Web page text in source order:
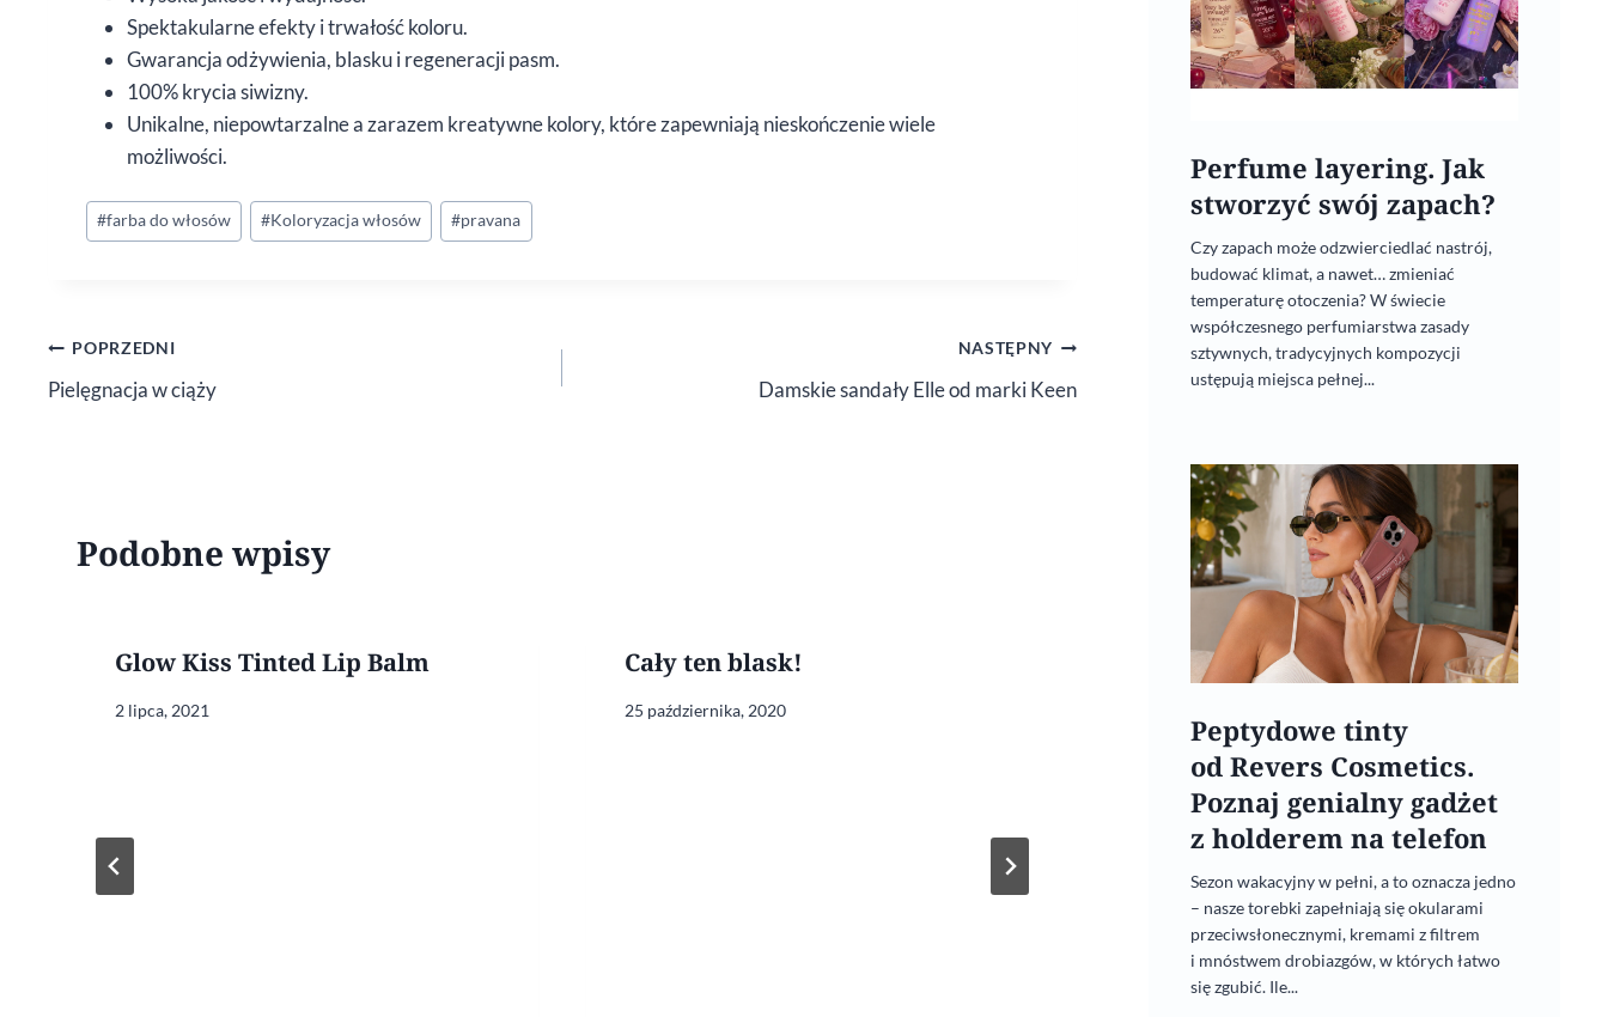
Spektakularne efekty i trwałość koloru.
Gwarancja odżywienia, blasku i regeneracji pasm.
100% krycia siwizny.
Unikalne, niepowtarzalne a zarazem kreatywne kolory, które zapewniają nieskończenie wiele
możliwości.
Tagi
wpisu:
#farba do włosów #Koloryzacja włosów #pravana
Nawigacja
wpisu
POPRZEDNI
Pielęgnacja w ciąży
NASTĘPNY
Damskie sandały Elle od marki Keen
Podobne wpisy
Glow Kiss Tinted Lip Balm
2 lipca, 2021
Cały ten blask!
25 października, 2020
Well aging
Perfume layering. Jak
stworzyć swój zapach?
Czy zapach może odzwierciedlać nastrój,
budować klimat, a nawet… zmieniać
temperaturę otoczenia? W świecie
współczesnego perfumiarstwa zasady
sztywnych, tradycyjnych kompozycji
ustępują miejsca pełnej...
Peptydowe tinty
od Revers Cosmetics.
Poznaj genialny gadżet
z holderem na telefon
Sezon wakacyjny w pełni, a to oznacza jedno
– nasze torebki zapełniają się okularami
przeciwsłonecznymi, kremami z filtrem
i mnóstwem drobiazgów, w których łatwo
się zgubić. Ile...